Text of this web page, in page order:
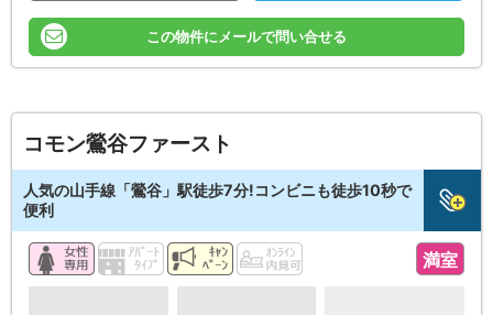
この物件にメールで問い合せる
コモン鶯谷ファースト
人気の山手線「鶯谷」駅徒歩7分!コンビニも徒歩10秒で
便利
満室